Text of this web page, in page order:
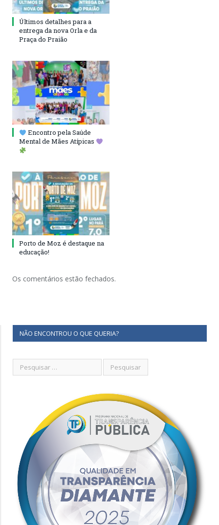
Últimos detalhes para a
entrega da nova Orla e da
Praça do Praião
Encontro pela Saúde
Mental de Mães Atípicas
Porto de Moz é destaque na
educação!
Os comentários estão fechados.
NÃO ENCONTROU O QUE QUERIA?